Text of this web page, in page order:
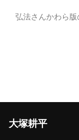
弘法さんかわら
大塚耕平